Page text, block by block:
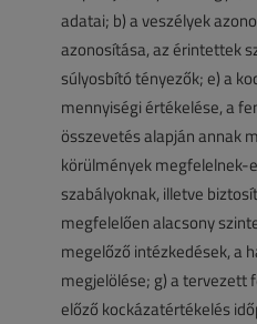
adatai; b) a veszélyek
azonosítása, az érintettek
súlyosbító tényezők; e) a
mennyiségi értékelése, a
összevetés alapján annak
körülmények megfelelnek-
szabályoknak, illetve
megfelelően alacsony
megelőző intézkedések, a
megjelölése; g) a tervezett
előző kockázatértékelés